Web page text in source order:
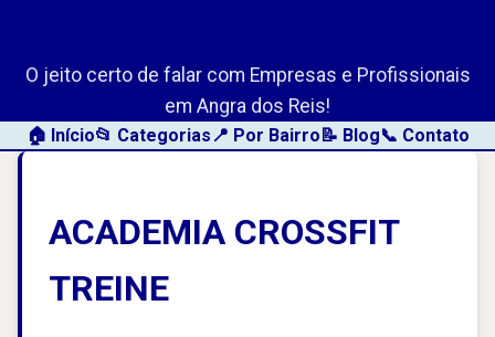
O jeito certo de falar com Empresas e Profissionais
em Angra dos Reis!
🏠 Início📂 Categorias 📍 Por Bairro📝 Blog📞 Contato
ACADEMIA CROSSFIT
TREINE